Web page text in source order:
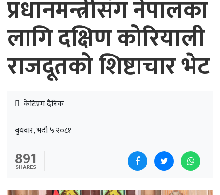
प्रधानमन्त्रीसँग नेपालका
लागि दक्षिण कोरियाली
राजदूतको शिष्टाचार भेट
केटिएम दैनिक
बुधवार, भदौ ५ २०८१
891
SHARES